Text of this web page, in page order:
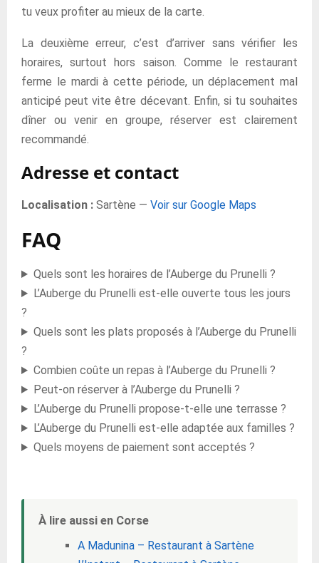
tu veux profiter au mieux de la carte.
La deuxième erreur, c’est d’arriver sans vérifier les
horaires, surtout hors saison. Comme le restaurant
ferme le mardi à cette période, un déplacement mal
anticipé peut vite être décevant. Enfin, si tu souhaites
dîner ou venir en groupe, réserver est clairement
recommandé.
Adresse et contact
Localisation : Sartène — Voir sur Google Maps
FAQ
Quels sont les horaires de l’Auberge du Prunelli ?
L’Auberge du Prunelli est-elle ouverte tous les jours
?
Quels sont les plats proposés à l’Auberge du Prunelli
?
Combien coûte un repas à l’Auberge du Prunelli ?
Peut-on réserver à l’Auberge du Prunelli ?
L’Auberge du Prunelli propose-t-elle une terrasse ?
L’Auberge du Prunelli est-elle adaptée aux familles ?
Quels moyens de paiement sont acceptés ?
À lire aussi en Corse
A Madunina – Restaurant à Sartène